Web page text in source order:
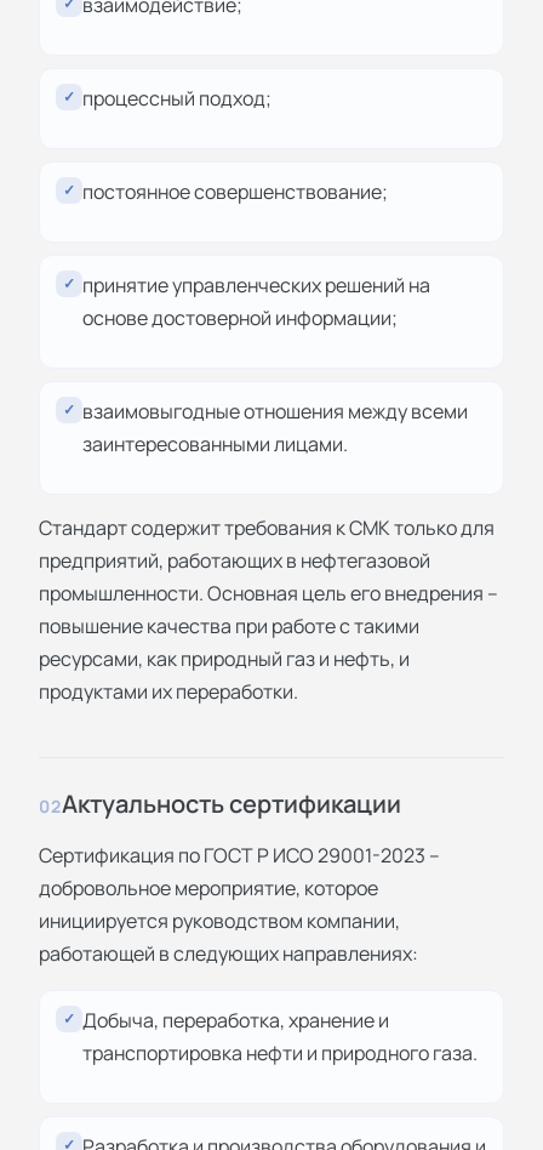
✓ процессный подход;
✓ постоянное совершенствование;
✓ принятие управленческих решений на
основе достоверной информации;
✓ взаимовыгодные отношения между всеми
заинтересованными лицами.
Стандарт содержит требования к СМК только для
предприятий, работающих в нефтегазовой
промышленности. Основная цель его внедрения –
повышение качества при работе с такими
ресурсами, как природный газ и нефть, и
продуктами их переработки.
02Актуальность сертификации
Сертификация по ГОСТ Р ИСО 29001-2023 –
добровольное мероприятие, которое
инициируется руководством компании,
работающей в следующих направлениях:
✓ Добыча, переработка, хранение и
транспортировка нефти и природного газа.
✓